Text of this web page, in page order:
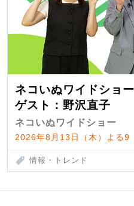
ネコいぬワイドショ
ゲスト：野沢直子
ネコいぬワイドショー
2026年8月13日（木）よる9
情報・トレンド